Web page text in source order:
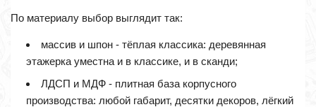
По материалу выбор выглядит так:
массив и шпон - тёплая классика: деревянная
этажерка уместна и в классике, и в сканди;
ЛДСП и МДФ - плитная база корпусного
производства: любой габарит, десятки декоров, лёгкий